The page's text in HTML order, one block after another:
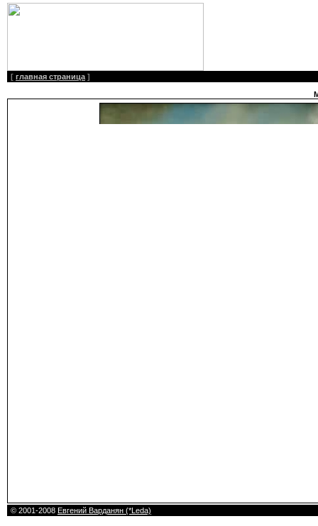
[ главная страница ]
© 2001-2008 Евгений Варданян (*Leda)